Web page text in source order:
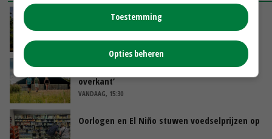
Kamervragen over onttrekkingsverbod,
minister spreekt van ‘ondernemersrisico’
VANDAAG, 16:27
‘Rendement van Krullvarkens komt van de
overkant’
VANDAAG, 15:30
Oorlogen en El Niño stuwen voedselprijzen op
Toestemming
Opties beheren